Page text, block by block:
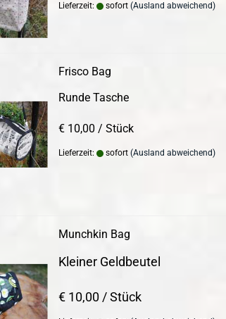
Lieferzeit: sofort (Ausland abweichend)
Frisco Bag
Runde Tasche
€ 10,00 / Stück
Lieferzeit: sofort (Ausland abweichend)
Munchkin Bag
Kleiner Geldbeutel
€ 10,00 / Stück